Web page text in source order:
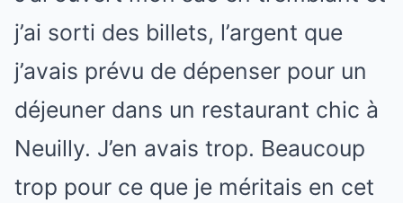
j’ai sorti des billets, l’argent que
j’avais prévu de dépenser pour un
déjeuner dans un restaurant chic à
Neuilly. J’en avais trop. Beaucoup
trop pour ce que je méritais en cet